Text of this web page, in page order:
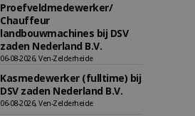
Proefveldmedewerker/
Chauffeur
landbouwmachines bij DSV
zaden Nederland B.V.
06-08-2026, Ven-Zelderheide
Kasmedewerker (fulltime) bij
DSV zaden Nederland B.V.
06-08-2026, Ven-Zelderheide